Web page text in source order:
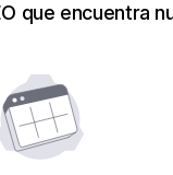
que encuentra